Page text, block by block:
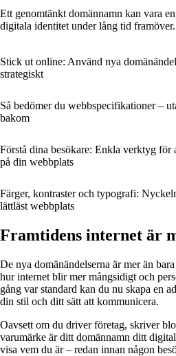
Ett genomtänkt domännamn kan vara
digitala identitet under lång tid framöver.
Stick ut online: Använd nya
strategiskt
Så bedömer du webbspecifikationer –
bakom
Förstå dina besökare: Enkla verktyg för
på din webbplats
Färger, kontraster och typografi:
lättläst webbplats
Framtidens internet är
De nya domänändelserna är mer än
hur internet blir mer mångsidigt och
gång var standard kan du nu skapa en
din stil och ditt sätt att kommunicera.
Oavsett om du driver företag, skriver
varumärke är ditt domännamn ditt
visa vem du är – redan innan någon